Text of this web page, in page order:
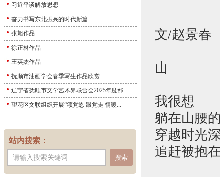
习近平谈解放思想
奋力书写东北振兴的时代新篇——...
张旭作品
徐正林作品
王英杰作品
抚顺市油画学会春季写生作品欣赏...
辽宁省抚顺市文学艺术界联合会2025年度部...
望花区文联组织开展“颂党恩 跟党走 情暖...
站内搜索：
搜索
文/赵景春
山
我很想
躺在山腰
穿越时光
追赶被抱